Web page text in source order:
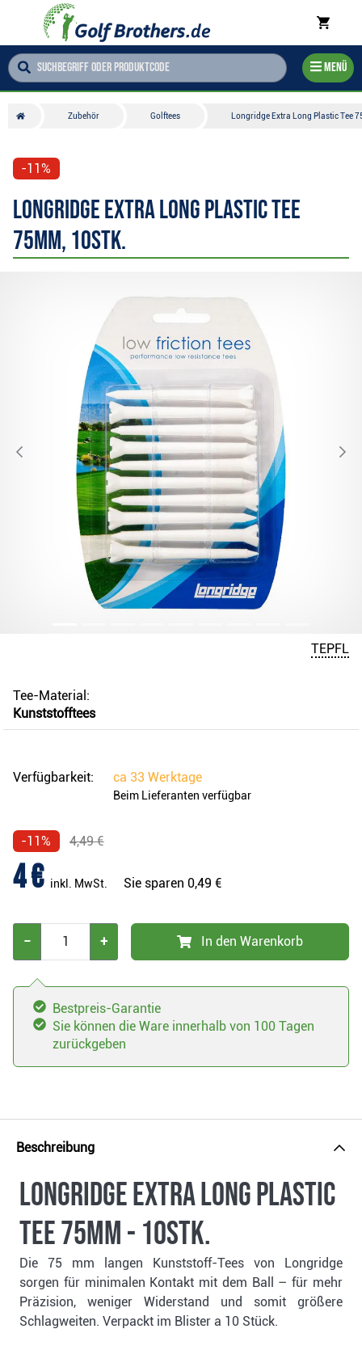
Menü
Zubehör Golftees Longridge Extra Long Plastic Tee
-11%
Longridge Extra Long Plastic Tee
75mm, 10Stk.
TEPFL
Tee-Material:
Kunststofftees
Verfügbarkeit: ca 33 Werktage
Beim Lieferanten verfügbar
-11% 4,49 €
4 € inkl. MwSt. Sie sparen 0,49 €
− + In den Warenkorb
Bestpreis-Garantie
Sie können die Ware innerhalb von 100 Tagen
zurückgeben
Beschreibung
Longridge Extra Long Plastic
Tee 75mm - 10Stk.
Die 75 mm langen Kunststoff-Tees von Longridge
sorgen für minimalen Kontakt mit dem Ball – für mehr
Präzision, weniger Widerstand und somit größere
Schlagweiten. Verpackt im Blister a 10 Stück.